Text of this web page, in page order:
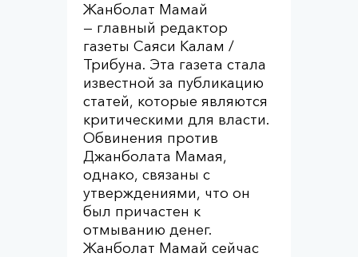
Жанболат Мамай
— главный редактор
газеты Саяси Калам /
Трибуна. Эта газета стала
известной за публикацию
статей, которые являются
критическими для власти.
Обвинения против
Джанболата Мамая,
однако, связаны с
утверждениями, что он
был причастен к
отмыванию денег.
Жанболат Мамай сейчас